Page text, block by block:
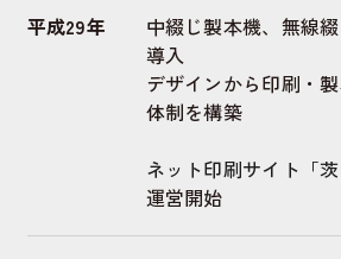
平成29年
中綴じ製本機、無線
導入
デザインから印刷・
体制を構築
ネット印刷サイト「
運営開始